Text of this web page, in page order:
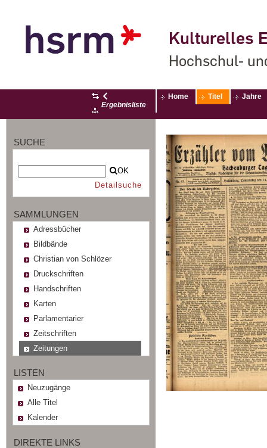
Kulturelles
Hochschul-
Ergebnisliste
Home Titel Jahre
SUCHE
OK
Detailsuche
SAMMLUNGEN
Adressbücher
Bildbände
Christian von Schlözer
Druckschriften
Handschriften
Karten
Parlamentarier
Zeitschriften
Zeitungen
LISTEN
Neuzugänge
Alle Titel
Kalender
DIREKTE LINKS